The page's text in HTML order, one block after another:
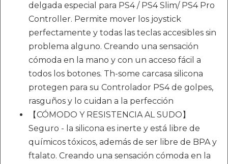
delgada especial para PS4 / PS4 Slim/ PS4 Pro
Controller. Permite mover los joystick
perfectamente y todas las teclas accesibles sin
problema alguno. Creando una sensación
cómoda en la mano y con un acceso fácil a
todos los botones. Th-some carcasa silicona
protegen para su Controlador PS4 de golpes,
rasguños y lo cuidan a la perfección
【CÓMODO Y RESISTENCIA AL SUDO】
Seguro - la silicona es inerte y está libre de
químicos tóxicos, además de ser libre de BPA y
ftalato. Creando una sensación cómoda en la